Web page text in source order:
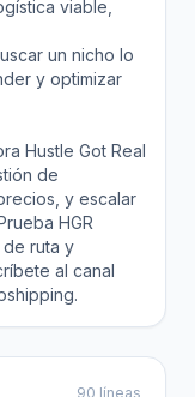
viable,
un nicho lo
y optimizar
Hustle Got Real
de
y escalar
HGR
de ruta y
al canal
90 líneas